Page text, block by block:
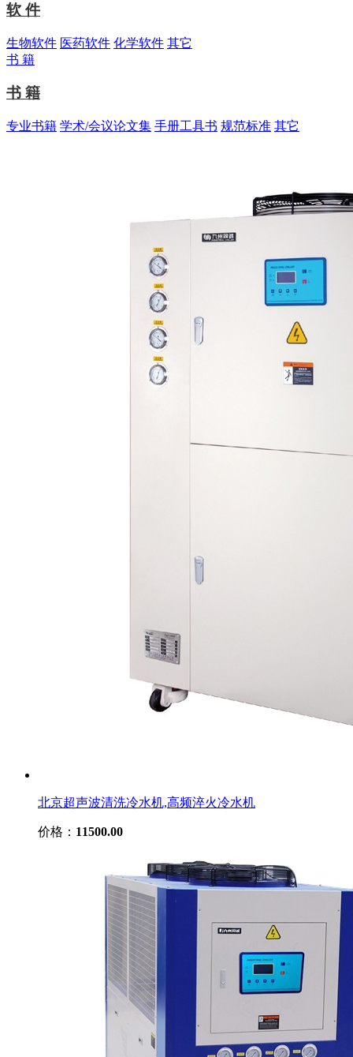
软 件
生物软件 医药软件 化学软件 其它
书 籍
书 籍
专业书籍 学术/会议论文集 手册工具书 规范标准 其它
北京超声波清洗冷水机,高频淬火冷水机
价格： 11500.00